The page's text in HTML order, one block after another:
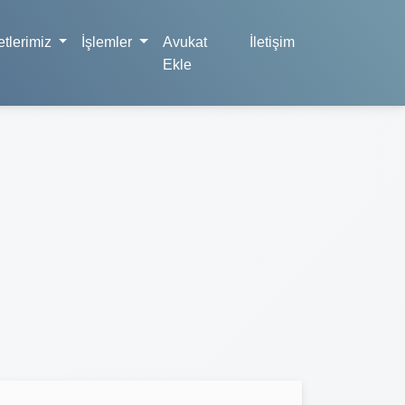
İşlemler
Avukat
Ekle
İletişim